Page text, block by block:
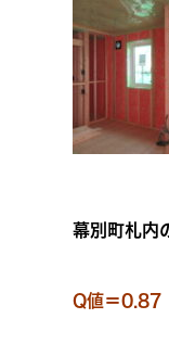
幕別町札内
Q値＝